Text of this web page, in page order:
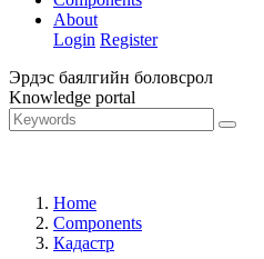
About
Login Register
Эрдэс баялгийн боловсрол
Knowledge portal
Home
Components
Кадастр